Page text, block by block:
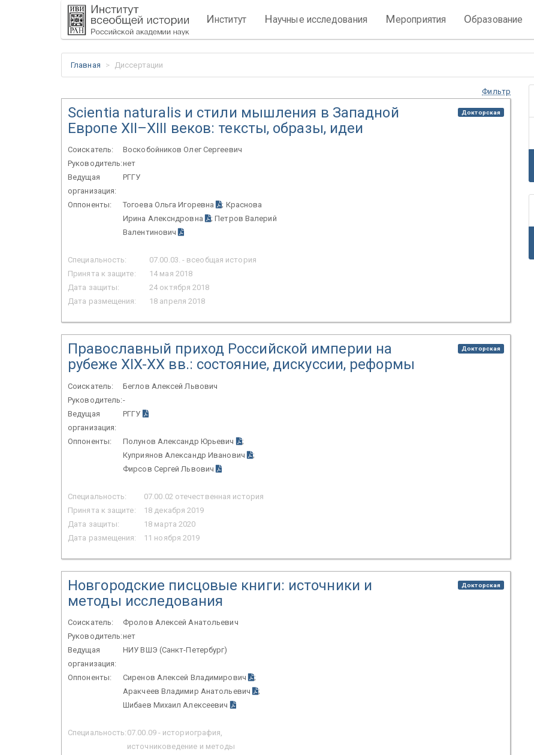
Институт Научные исследования Мероприятия Образование
Главная Диссертации
Фильтр
Scientia naturalis и стили мышления в Западной
Европе XII–XIII веков: тексты, образы, идеи
Докторская
Соискатель:
Воскобойников Олег Сергеевич
Руководитель:нет
Ведущая
организация:
РГГУ
Оппоненты: Тогоева Ольга Игоревна
; Краснова
Ирина Алексндровна
; Петров Валерий
Валентинович
Специальность:
07.00.03. - всеобщая история
Принята к защите:
14 мая 2018
Дата защиты:
24 октября 2018
Дата размещения:
18 апреля 2018
Православный приход Российской империи на
рубеже XIX-XX вв.: состояние, дискуссии, реформы
Докторская
Соискатель:
Беглов Алексей Львович
Руководитель:-
Ведущая
организация:
РГГУ
Оппоненты: Полунов Александр Юрьевич
;
Куприянов Александр Иванович
;
Фирсов Сергей Львович
Специальность:
07.00.02 отечественная история
Принята к защите:
18 декабря 2019
Дата защиты:
18 марта 2020
Дата размещения:
11 ноября 2019
Новгородские писцовые книги: источники и
методы исследования
Докторская
Соискатель:
Фролов Алексей Анатольевич
Руководитель:нет
Ведущая
организация:
НИУ ВШЭ (Санкт-Петербург)
Оппоненты: Сиренов Алексей Владимирович
;
Аракчеев Владимир Анатольевич
;
Шибаев Михаил Алексеевич
Специальность: 07.00.09 - историография,
источниковедение и методы